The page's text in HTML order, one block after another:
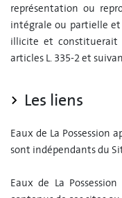
représentation ou
intégrale ou partielle
illicite et constituerait
articles L. 335-2 et
Les liens
Eaux de La Possession
sont indépendants du
Eaux de La